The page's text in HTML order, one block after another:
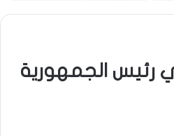
رئيس الجمهورية